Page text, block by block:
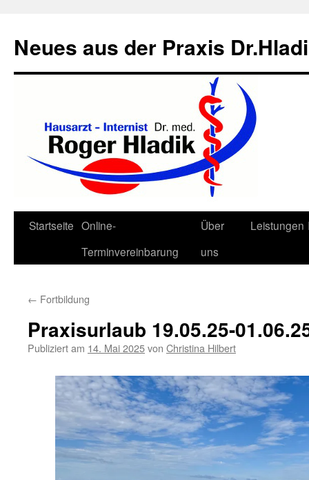
Neues aus der Praxis
Zum
Startseite Online-
Terminvereinbarung
Über
uns
Leistungen
← Fortbildung
Praxisurlaub 19.05.25-
Publiziert am 14. Mai 2025von Christina Hilbert